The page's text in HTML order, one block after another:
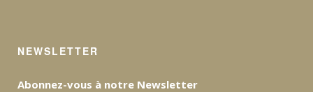
NEWSLETTER
Abonnez-vous à notre Newsletter